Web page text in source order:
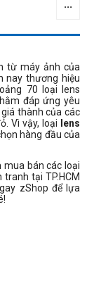
59990000đ
từ máy ảnh của
nay thương hiệu
70 loại lens
đáp ứng yêu
thành của các
Vì vậy, loại
lens
hàng đầu của
mua bán các loại
tranh tại TP.HCM
zShop để lựa